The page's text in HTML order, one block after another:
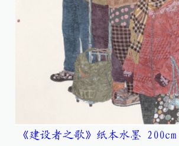
《建设者之歌》纸本水墨